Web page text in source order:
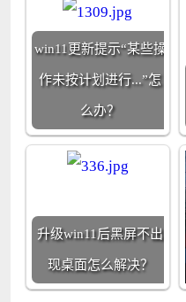
win11更新提示“某些操
作未按计划进行...”怎
么办？
升级win11后黑屏不出
现桌面怎么解决？